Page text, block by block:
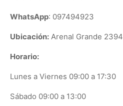
WhatsApp: 097494923
Ubicación: Arenal Grande 2394
Horario:
Lunes a Viernes 09:00 a 17:30
Sábado 09:00 a 13:00